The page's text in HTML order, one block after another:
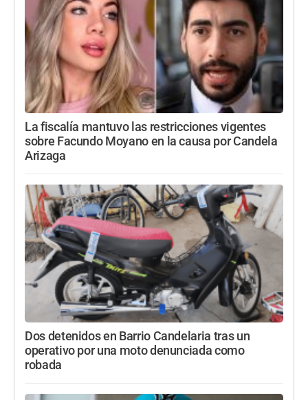
La fiscalía mantuvo las restricciones vigentes
sobre Facundo Moyano en la causa por Candela
Arizaga
Dos detenidos en Barrio Candelaria tras un
operativo por una moto denunciada como
robada